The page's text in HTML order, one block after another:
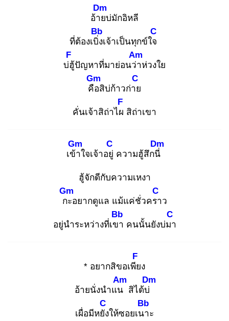
อ้าย
Dm
บ่มักอิหลี
ที่ต้องเบิ่ง
Bb
เจ้าเป็นทุกข์ใจ
C
บ่ฮู้
F
ปัญหาที่มาย่อนว่า
Am
ห่วงใย
คือ
Gm
สิบ่ก้าวก่าย
C
คั่นเจ้าสิถ่าไผ
F
สิถ่าเขา
เข้า
Gm
ใจเจ้าอยู่
C
ความฮู้สึกนี่
Dm
ฮู้จักดีกับความเหงา
กะ
Gm
อยากดูแล แม้แค่ชั่วครา
C
ว
อยู่นำระหว่างที่เขา
Bb
คนนั้นยังบ่มา
C
* อยากสิขอเพีย
F
ง
อ้ายนั่งนำแน
Am
สิได้บ่
Dm
เผื่อมีหยัง
C
ให้ซอยเนา
Bb
ะ